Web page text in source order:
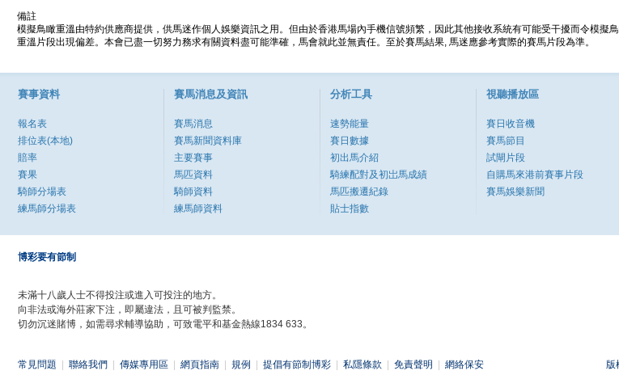
備註
模擬鳥瞰重溫由特約供應商提供，供馬迷作個人娛樂資訊之用。但由於香港馬場內手機信號頻繁，因此其他接收系統有可能受干擾而令模擬
重溫片段出現偏差。本會已盡一切努力務求有關資料盡可能準確，馬會就此並無責任。至於賽馬結果, 馬迷應參考實際的賽馬片段為準。
賽事資料
報名表
排位表(本地)
賠率
賽果
騎師分場表
練馬師分場表
賽馬消息及資訊
賽馬消息
賽馬新聞資料庫
主要賽事
馬匹資料
騎師資料
練馬師資料
分析工具
速勢能量
賽日數據
初出馬介紹
騎練配對及初岀馬成績
馬匹搬遷紀錄
貼士指數
視聽播放區
賽日收音機
賽馬節目
試閘片段
自購馬來港前賽事片段
賽馬娛樂新聞
博彩要有節制
未滿十八歲人士不得投注或進入可投注的地方。
向非法或海外莊家下注，即屬違法，且可被判監禁。
切勿沉迷賭博，如需尋求輔導協助，可致電平和基金熱線1834 633。
常見問題 聯絡我們 傳媒專用區 網頁指南 規例 提倡有節制博彩 私隱條款 免責聲明 網絡保安 版